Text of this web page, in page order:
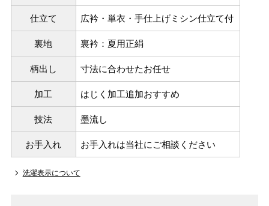
仕立て 広衿・単衣・手仕上げミシン仕立て付
裏地 裏衿：夏用正絹
柄出し 寸法に合わせたお任せ
加工 はじく加工追加おすすめ
技法 墨流し
お手入れ お手入れは当社にご相談ください
洗濯表示について